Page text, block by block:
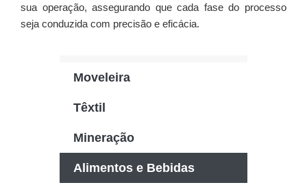
sua operação, assegurando que cada fase do processo
seja conduzida com precisão e eficácia.
Moveleira
Têxtil
Mineração
Alimentos e Bebidas